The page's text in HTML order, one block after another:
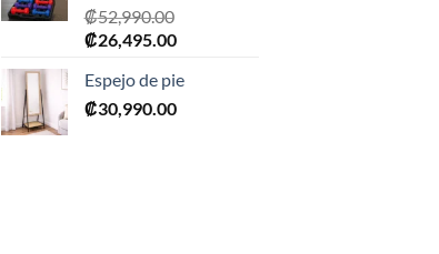
₡52,990.00
El
original
era:
₡26,495.00El
actual
es:
Espejo de pie
₡30,990.00